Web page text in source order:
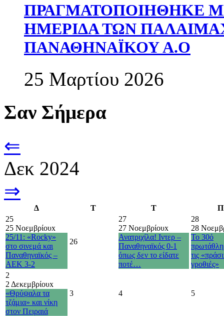
ΠΡΑΓΜΑΤΟΠΟΙΗΘΗΚΕ
ΗΜΕΡΙΔΑ ΤΩΝ
ΠΑΝΑΘΗΝΑΪΚΟΥ Α.Ο
25 Μαρτίου 2026
Σαν Σήμερα
⇐
Δεκ 2024
⇒
Δ Τ Τ
Π
25
25 Νοεμβρίουx
25/11: «Rocky»
στο σινεμά και
Παναθηναϊκός –
ΑΕΚ 3-2
26
27
27 Νοεμβρίουx
Ανατριχίλα! Ιντερ –
Παναθηναϊκός 0-1
όπως δεν το είδατε
ποτέ…
28
28
Το 30ό
τις
γροθιές»
2
2 Δεκεμβρίουx
«Θρύψαλα τα
τζάμια» και νίκη
στον Πειραιά
3 4 5